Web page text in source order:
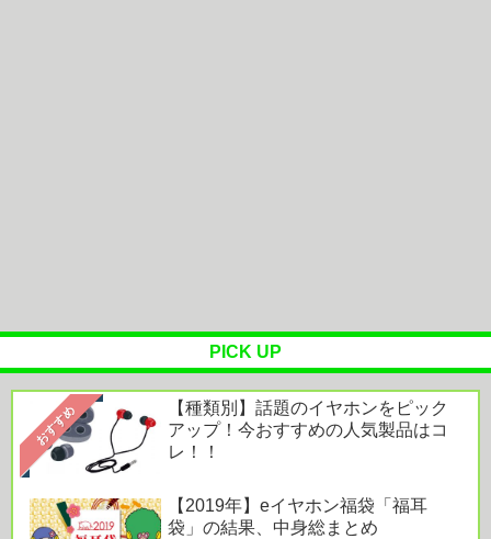
Powered by livedoor 相互RSS
PICK UP
おすすめ
【種類別】話題のイヤホンをピック
アップ！今おすすめの人気製品はコ
レ！！
【2019年】eイヤホン福袋「福耳
袋」の結果、中身総まとめ